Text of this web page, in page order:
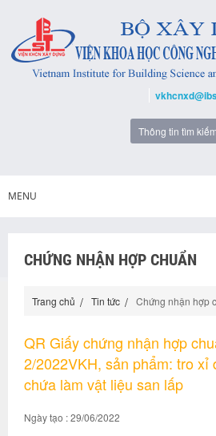
MENU
CHỨNG NHẬN HỢP CHUẨN
Trang chủ Tin tức Chứng nhận hợp
QR Giấy chứng nhận hợp
2/2022VKH, sản phẩm: tro xỉ
chứa làm vật liệu san lấp
Ngày tạo : 29/06/2022